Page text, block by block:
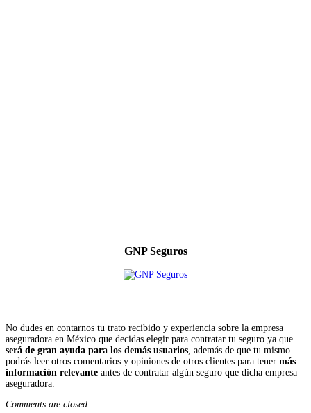
GNP Seguros
No dudes en contarnos tu trato recibido y experiencia sobre la empresa
aseguradora en México que decidas elegir para contratar tu seguro ya que
será de gran ayuda para los demás usuarios, además de que tu mismo
podrás leer otros comentarios y opiniones de otros clientes para tener más
información relevante antes de contratar algún seguro que dicha empresa
aseguradora.
Comments are closed.